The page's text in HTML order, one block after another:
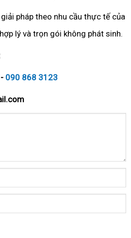
pháp theo nhu cầu thực tế của
lý và trọn gói không phát sinh.
- 090 868 3123